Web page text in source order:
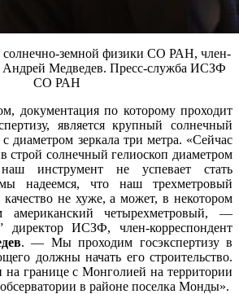
солнечно-земной физики СО РАН, член-
Андрей Медведев. Пресс-служба ИСЗФ
СО РАН
документация по которому проходит
является крупный солнечный
с диаметром зеркала три метра. «Сейчас
строй солнечный гелиоскоп диаметром
инструмент не успевает стать
надеемся, что наш трехметровый
качество не хуже, а может, в некотором
четырехметровый, —
директор ИСЗФ, член-корреспондент
. — Мы проходим госэкспертизу в
должны начать его строительство.
на границе с Монголией на территории
в районе поселка Монды».